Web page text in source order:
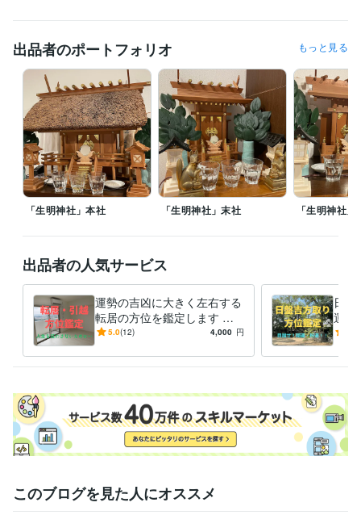
調理師 取得年 : 1990年
その他ツール
神道行者（神道指紋易・神霊伺い・御祈願・お祓い等）:28年
霊相（霊視・除霊・浄霊等）:28年九星気学鑑定（方位学）:28年
霊理姓名学判断（鑑定）:27年
得意分野
占い 九星気学鑑定 病気平癒（霊視・浄霊） 心願成就 水子霊供養
故人供養
九星気学 方位学 運命学 占い 開運 神道 御祈願 霊視
お祓い
供養
出品者のポートフォリオ もっと見る
「生明神社」本社 「生明神社」末社 「生明神社」
出品者の人気サービス
運勢の吉凶に大きく左右する
転居の方位を鑑定します ー
転居・引越で人生を狂わさな
ー
5.0(12) 4,000 円
日盤
運に
ー
定）
このブログを見た人にオススメ